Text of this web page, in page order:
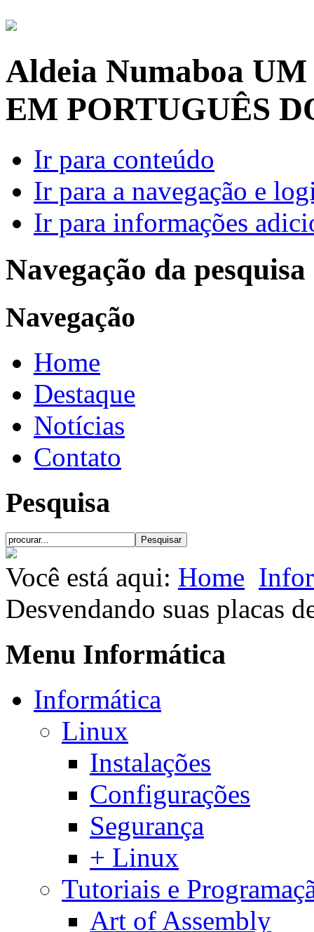
Aldeia Numaboa UM
EM PORTUGUÊS
Ir para conteúdo
Ir para a navegação e
Ir para informações
Navegação da pesquisa
Navegação
Home
Destaque
Notícias
Contato
Pesquisa
Você está aqui: Home
Desvendando suas placas
Menu Informática
Informática
Linux
Instalações
Configurações
Segurança
+ Linux
Tutoriais e
Art of Assembly